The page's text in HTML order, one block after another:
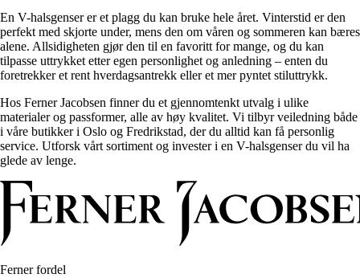
En V-halsgenser er et plagg du kan bruke hele året. Vinterstid er den
perfekt med skjorte under, mens den om våren og sommeren kan bæres
alene. Allsidigheten gjør den til en favoritt for mange, og du kan
tilpasse uttrykket etter egen personlighet og anledning – enten du
foretrekker et rent hverdagsantrekk eller et mer pyntet stiluttrykk.
Hos Ferner Jacobsen finner du et gjennomtenkt utvalg i ulike
materialer og passformer, alle av høy kvalitet. Vi tilbyr veiledning både
i våre butikker i Oslo og Fredrikstad, der du alltid kan få personlig
service. Utforsk vårt sortiment og invester i en V-halsgenser du vil ha
glede av lenge.
Ferner fordel